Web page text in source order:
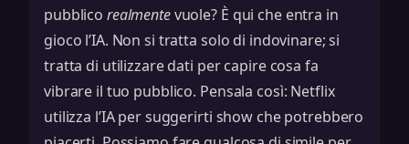
pubblico realmentevuole? È qui che entra in
gioco l’IA. Non si tratta solo di indovinare; si
tratta di utilizzare dati per capire cosa fa
vibrare il tuo pubblico. Pensala così: Netflix
utilizza l’IA per suggerirti show che potrebbero